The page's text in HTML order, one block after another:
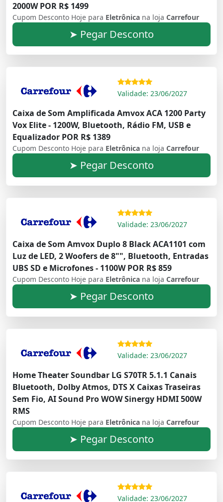
2000W POR R$ 1499
Cupom Desconto Hoje para Eletrônica na loja Carrefour
➤ Pegar Desconto
Validade: 23/06/2027
Caixa de Som Amplificada Amvox ACA 1200 Party
Vox Elite - 1200W, Bluetooth, Rádio FM, USB e
Equalizador POR R$ 1389
Cupom Desconto Hoje para Eletrônica na loja Carrefour
➤ Pegar Desconto
Validade: 23/06/2027
Caixa de Som Amvox Duplo 8 Black ACA1101 com
Luz de LED, 2 Woofers de 8"", Bluetooth, Entradas
UBS SD e Microfones - 1100W POR R$ 859
Cupom Desconto Hoje para Eletrônica na loja Carrefour
➤ Pegar Desconto
Validade: 23/06/2027
Home Theater Soundbar LG S70TR 5.1.1 Canais
Bluetooth, Dolby Atmos, DTS X Caixas Traseiras
Sem Fio, AI Sound Pro WOW Sinergy HDMI 500W
RMS
Cupom Desconto Hoje para Eletrônica na loja Carrefour
➤ Pegar Desconto
Validade: 23/06/2027